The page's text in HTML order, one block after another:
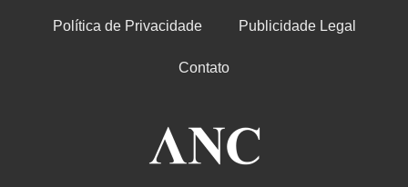
Política de Privacidade Publicidade Legal
Contato